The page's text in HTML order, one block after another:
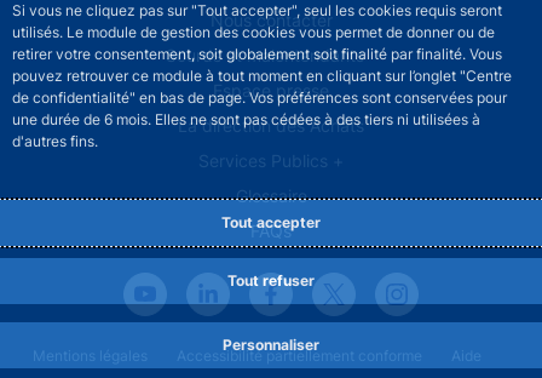
Si vous ne cliquez pas sur "Tout accepter", seul les cookies requis seront
utilisés. Le module de gestion des cookies vous permet de donner ou de
retirer votre consentement, soit globalement soit finalité par finalité. Vous
pouvez retrouver ce module à tout moment en cliquant sur l’onglet "Centre
de confidentialité" en bas de page. Vos préférences sont conservées pour
une durée de 6 mois. Elles ne sont pas cédées à des tiers ni utilisées à
d'autres fins.
Tout accepter
Tout refuser
Personnaliser
Footer secondary menuNous contacter
Sourds et malentendants
Espace presse
La direction des Achats
Services Publics +
Glossaire
FAQs
Footer legal notice menu
Mentions légales Accessibilité partiellement conforme
Aide